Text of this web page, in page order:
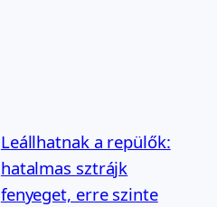
Leállhatnak a repülők:
hatalmas sztrájk
fenyeget, erre szinte